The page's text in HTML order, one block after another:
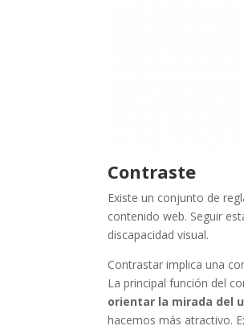
Contraste
Existe un conjunto de
contenido web. Seguir
discapacidad visual.
Contrastar implica una
La principal función del
orientar la mirada del
hacemos más atractivo.